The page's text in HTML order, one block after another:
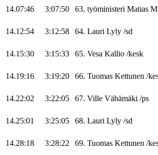
14.07:46 3:07:50 63. työministeri Matias
14.12:54 3:12:58 64. Lauri Lyly /sd
14.15:30 3:15:33 65. Vesa Kallio /kesk
14.19:16 3:19:20 66. Tuomas Kettunen /
14.22:02 3:22:05 67. Ville Vähämäki /ps
14.25:01 3:25:05 68. Lauri Lyly /sd
14.28:18 3:28:22 69. Tuomas Kettunen /